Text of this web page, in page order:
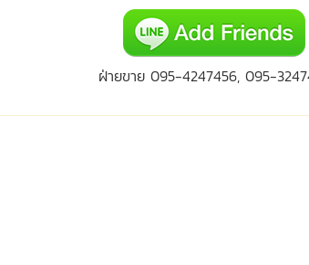
ฝ่ายขาย 095-4247456, 095-